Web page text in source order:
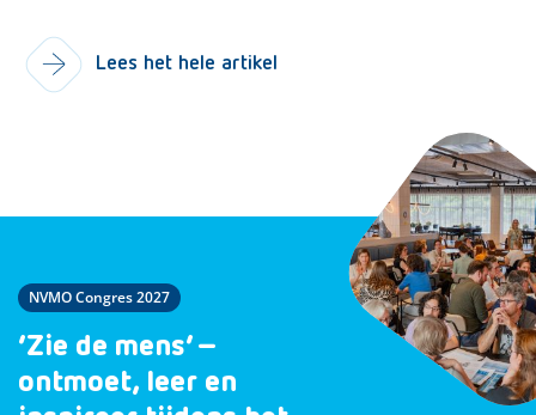
Lees het hele artikel
NVMO Congres 2027
‘Zie de mens’ –
ontmoet, leer en